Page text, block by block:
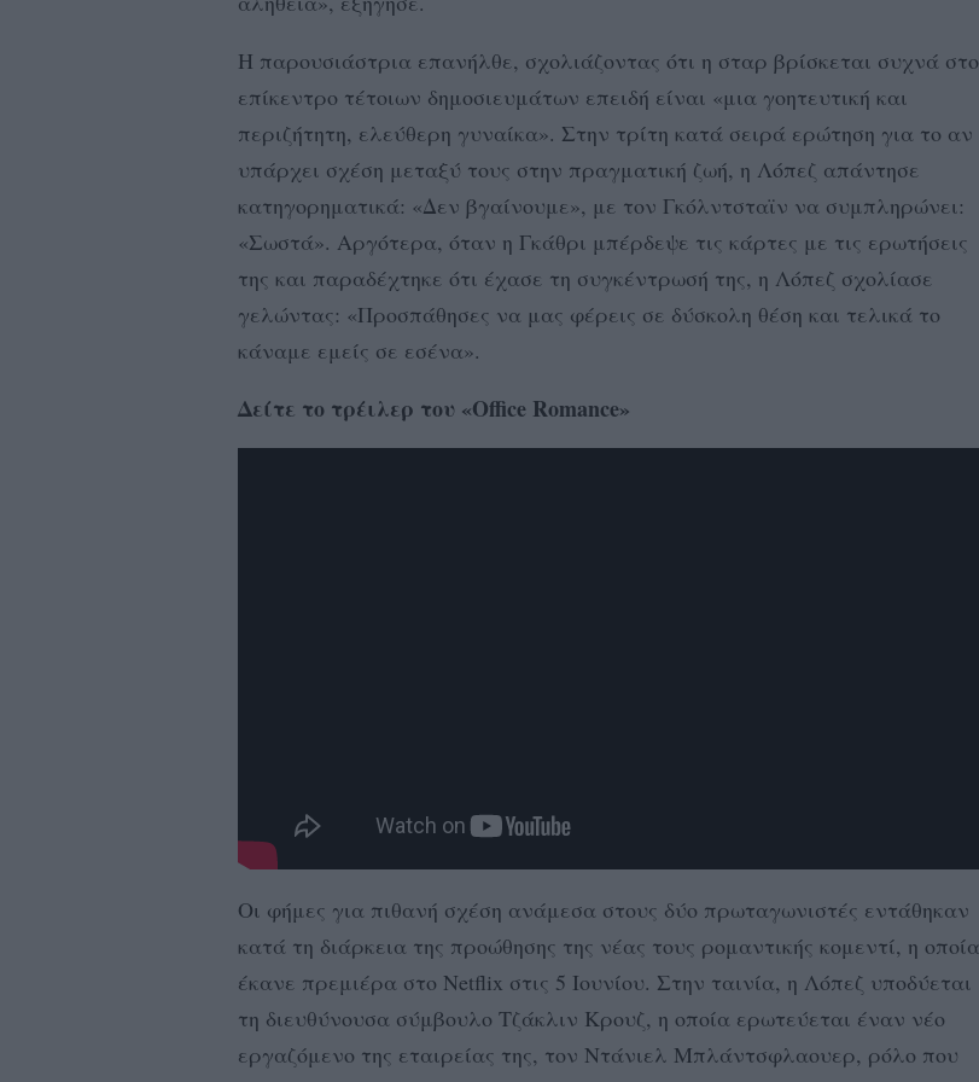
Η παρουσιάστρια επανήλθε, σχολιάζοντας ότι η σταρ βρίσκεται συχνά στο
επίκεντρο τέτοιων δημοσιευμάτων επειδή είναι «μια γοητευτική και
περιζήτητη, ελεύθερη γυναίκα». Στην τρίτη κατά σειρά ερώτηση για το αν
υπάρχει σχέση μεταξύ τους στην πραγματική ζωή, η Λόπεζ απάντησε
κατηγορηματικά: «Δεν βγαίνουμε», με τον Γκόλντσταϊν να συμπληρώνει:
«Σωστά». Αργότερα, όταν η Γκάθρι μπέρδεψε τις κάρτες με τις ερωτήσεις
της και παραδέχτηκε ότι έχασε τη συγκέντρωσή της, η Λόπεζ σχολίασε
γελώντας: «Προσπάθησες να μας φέρεις σε δύσκολη θέση και τελικά το
κάναμε εμείς σε εσένα».
Δείτε το τρέιλερ του «Office Romance»
Οι φήμες για πιθανή σχέση ανάμεσα στους δύο πρωταγωνιστές εντάθηκαν
κατά τη διάρκεια της προώθησης της νέας τους ρομαντικής κομεντί, η οποία
έκανε πρεμιέρα στο Netflix στις 5 Ιουνίου. Στην ταινία, η Λόπεζ υποδύεται
τη διευθύνουσα σύμβουλο Τζάκλιν Κρουζ, η οποία ερωτεύεται έναν νέο
εργαζόμενο της εταιρείας της, τον Ντάνιελ Μπλάντσφλαουερ, ρόλο που